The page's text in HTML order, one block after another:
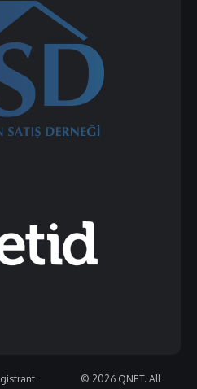
© 2026 QNET. All